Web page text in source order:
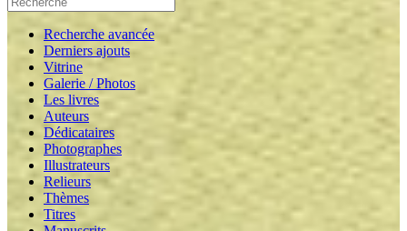
Recherche avancée
Derniers ajouts
Vitrine
Galerie / Photos
Les livres
Auteurs
Dédicataires
Photographes
Illustrateurs
Relieurs
Thèmes
Titres